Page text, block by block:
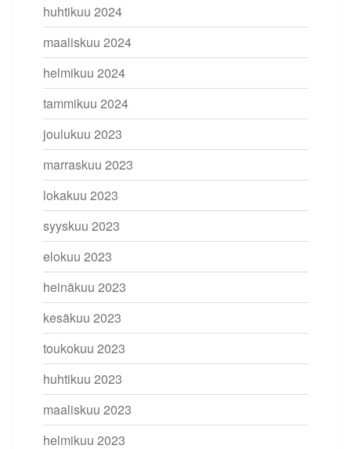
huhtikuu 2024
maaliskuu 2024
helmikuu 2024
tammikuu 2024
joulukuu 2023
marraskuu 2023
lokakuu 2023
syyskuu 2023
elokuu 2023
heinäkuu 2023
kesäkuu 2023
toukokuu 2023
huhtikuu 2023
maaliskuu 2023
helmikuu 2023